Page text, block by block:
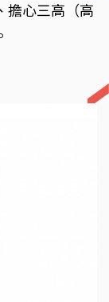
擔心三高（高